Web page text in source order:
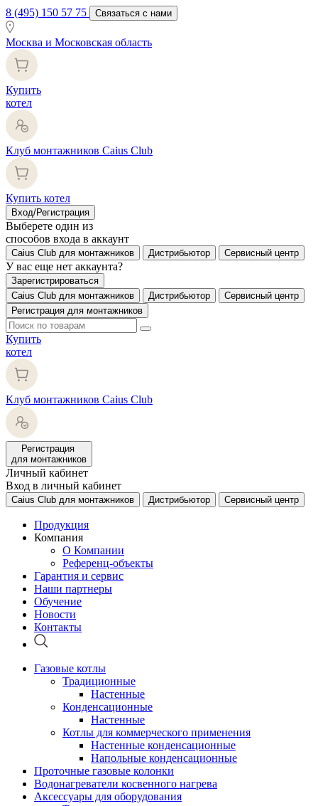
8 (495) 150 57 75 Связаться с нами
Москва и Московская область
Купить
котел
Клуб монтажников Caius Club
Купить котел
Вход/Регистрация
Выберете один из
способов входа в аккаунт
Caius Club для монтажников Дистрибьютор Сервисный центр
У вас еще нет аккаунта?
Зарегистрироваться
Caius Club для монтажников
Дистрибьютор
Сервисный центр
Регистрация для монтажников
Купить
котел
Клуб монтажников Caius Club
Регистрация
для монтажников
Личный кабинет
Вход в личный кабинет
Caius Club для монтажников Дистрибьютор Сервисный центр
Продукция
Компания
О Компании
Референц-объекты
Гарантия и сервис
Наши партнеры
Обучение
Новости
Контакты
Газовые котлы
Традиционные
Настенные
Конденсационные
Настенные
Котлы для коммерческого применения
Настенные конденсационные
Напольные конденсационные
Проточные газовые колонки
Водонагреватели косвенного нагрева
Аксессуары для оборудования